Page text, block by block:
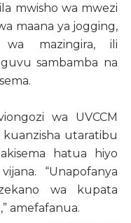
mwisho wa mwezi
maana ya jogging,
wa mazingira, ili
sambamba na
wa UVCCM
kuanzisha utaratibu
hatua hiyo
“Unapofanya
wa kupata
amefafanua.